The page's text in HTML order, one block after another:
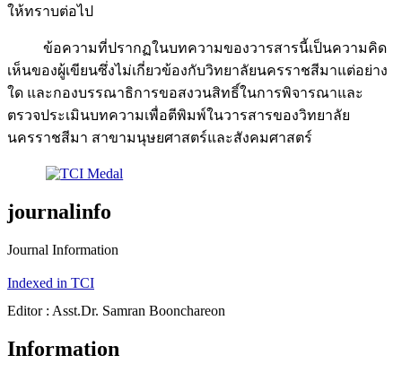
ให้ทราบต่อไป
ข้อความที่ปรากฏในบทความของวารสารนี้เป็นความคิด
เห็นของผู้เขียนซึ่งไม่เกี่ยวข้องกับวิทยาลัยนครราชสีมาแต่อย่าง
ใด และกองบรรณาธิการขอสงวนสิทธิ์ในการพิจารณาและ
ตรวจประเมินบทความเพื่อตีพิมพ์ในวารสารของวิทยาลัย
นครราชสีมา สาขามนุษยศาสตร์และสังคมศาสตร์
journalinfo
Journal Information
Indexed in TCI
Editor : Asst.Dr. Samran Boonchareon
Information